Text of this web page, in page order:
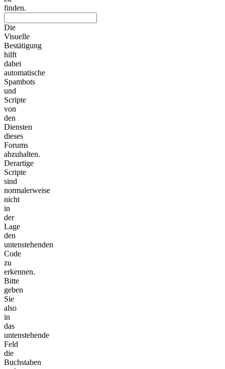
finden.
Die
Visuelle
Bestätigung
hilft
dabei
automatische
Spambots
und
Scripte
von
den
Diensten
dieses
Forums
abzuhalten.
Derartige
Scripte
sind
normalerweise
nicht
in
der
Lage
den
untenstehenden
Code
zu
erkennen.
Bitte
geben
Sie
also
in
das
untenstehende
Feld
die
Buchstaben